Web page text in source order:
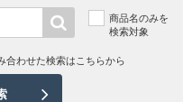
商品名のみを
検索対象
合わせた検索はこちらから